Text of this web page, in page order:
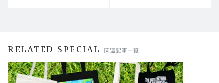
RELATED SPECIAL 関連記事一覧